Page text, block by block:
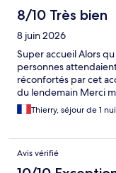
8/10 Très bien
8 juin 2026
Super accueil Alors
personnes
réconfortés par cet
du lendemain Merci
Thierry, séjour de 1
Avis vérifié